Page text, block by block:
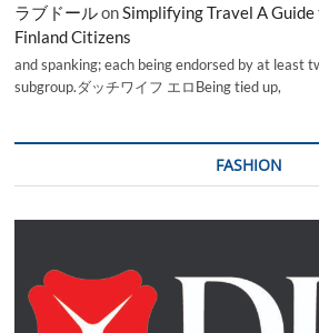
ラブドールonSimplifying Travel A
Finland Citizens
and spanking; each being endorsed by at least
subgroup.ダッチワイフ エロBeing tied up,
FASHION